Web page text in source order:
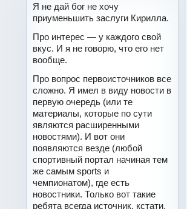
Я не дай бог не хочу
приуменьшить заслуги Кирилла.
Про интерес — у каждого свой
вкус. И я не говорю, что его нет
вообще.
Про вопрос первоисточников все
сложно. Я имел в виду новости в
первую очередь (или те
материалы, которые по сути
являются расширенными
новостями). И вот они
появляются везде (любой
спортивный портал начиная тем
же самым sports и
чемпионатом), где есть
новостники. Только вот такие
ребята всегда источник, кстати,